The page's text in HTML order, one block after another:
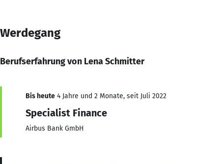
Werdegang
Berufserfahrung von Lena Schmitter
Bis heute 4 Jahre und 2 Monate, seit Juli 2022
Specialist Finance
Airbus Bank GmbH